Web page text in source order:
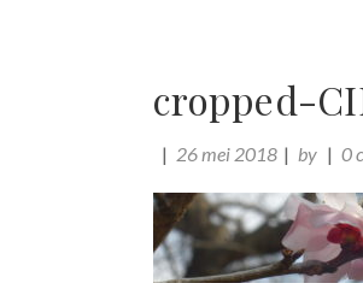
cropped-
26 mei 2018 by 0